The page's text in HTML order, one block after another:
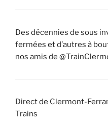
Des décennies de sous
fermées et d’autres à
nos amis de
Direct de Clermont-
Trains